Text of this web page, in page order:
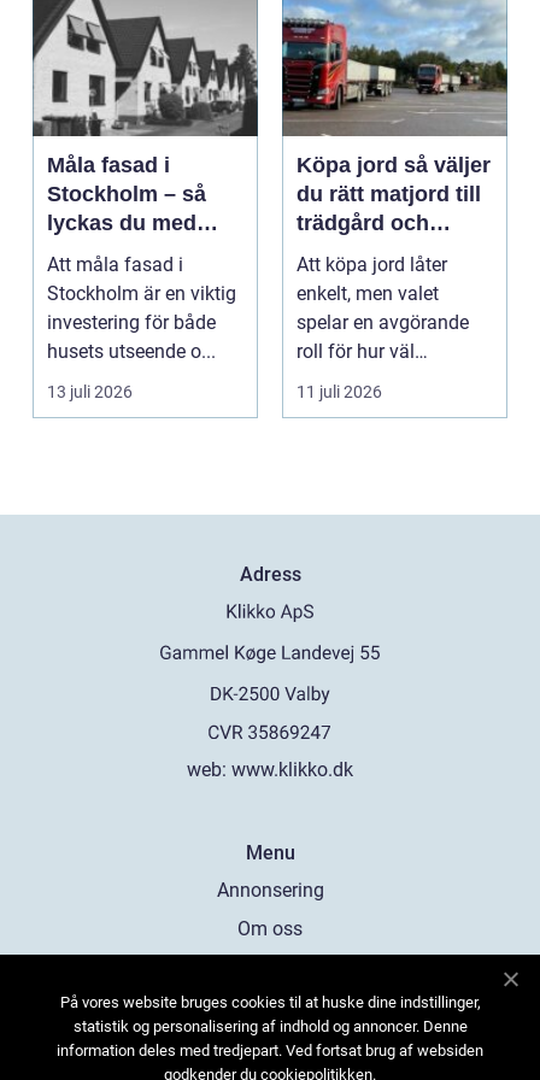
Måla fasad i
Stockholm – så
lyckas du med
fasadmålning i
Stockholm
Att måla fasad i
Stockholm är en viktig
investering för både
husets utseende o...
13 juli 2026
Köpa jord så väljer
du rätt matjord till
trädgård och
anläggning
Att köpa jord låter
enkelt, men valet
spelar en avgörande
roll för hur väl
gräsmatta, rabatter
och p...
11 juli 2026
Adress
web: www.klikko.dk
Menu
Annonsering
Om oss
Kontakta oss
Sitemap
På vores website bruges cookies til at huske dine indstillinger,
statistik og personalisering af indhold og annoncer. Denne
information deles med tredjepart. Ved fortsat brug af websiden
godkender du cookiepolitikken.